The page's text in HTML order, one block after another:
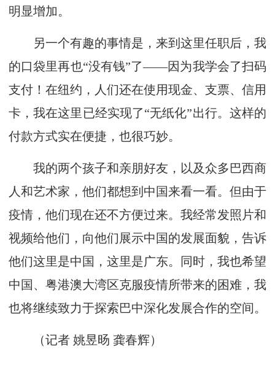
明显增加。
另一个有趣的事情是，来到这里任职后，我
的口袋里再也“没有钱”了——因为我学会了扫码
支付！在纽约，人们还在使用现金、支票、信用
卡，我在这里已经实现了“无纸化”出行。这样的
付款方式实在便捷，也很巧妙。
我的两个孩子和亲朋好友，以及众多巴西商
人和艺术家，他们都想到中国来看一看。但由于
疫情，他们现在还不方便过来。我经常发照片和
视频给他们，向他们展示中国的发展面貌，告诉
他们这里是中国，这里是广东。同时，我也希望
中国、粤港澳大湾区克服疫情所带来的困难，我
也将继续致力于探索巴中深化发展合作的空间。
（记者 姚昱旸 龚春辉）